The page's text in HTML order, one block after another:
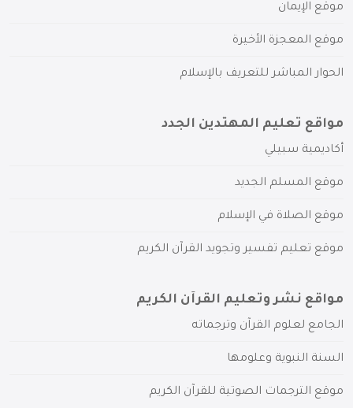
موقع الإيمان
موقع المعجزة الأخيرة
الحوار المباشر للتعريف بالإسلام
مواقع تعليم المهتدين الجدد
أكاديمية سبيلي
موقع المسلم الجديد
موقع الصلاة في الإسلام
موقع تعليم تفسير وتجويد القرآن الكريم
مواقع نشر وتعليم القرآن الكريم
الجامع لعلوم القرآن وترجماته
السنة النبوية وعلومها
موقع الترجمات الصوتية للقرآن الكريم